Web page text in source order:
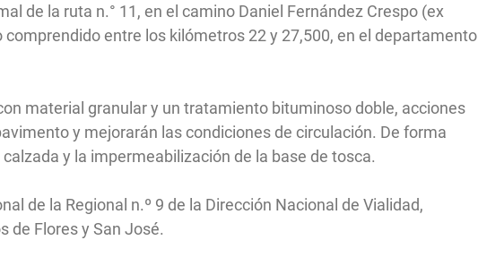
de la ruta n.° 11, en el camino Daniel Fernández Crespo (ex
entre los kilómetros 22 y 27,500, en el departamento
material granular y un tratamiento bituminoso doble, acciones
y mejorarán las condiciones de circulación. De forma
y la impermeabilización de la base de tosca.
de la Regional n.º 9 de la Dirección Nacional de Vialidad,
de Flores y San José.